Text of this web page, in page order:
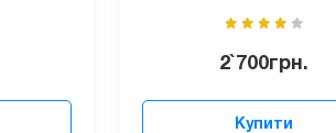
2`700грн.
Купити